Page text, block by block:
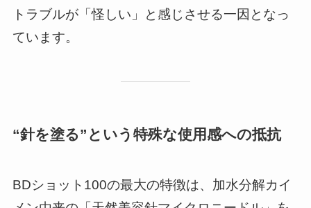
トラブルが「怪しい」と感じさせる一因となっ
ています。
“針を塗る”という特殊な使用感への抵抗
BDショット100の最大の特徴は、加水分解カイ